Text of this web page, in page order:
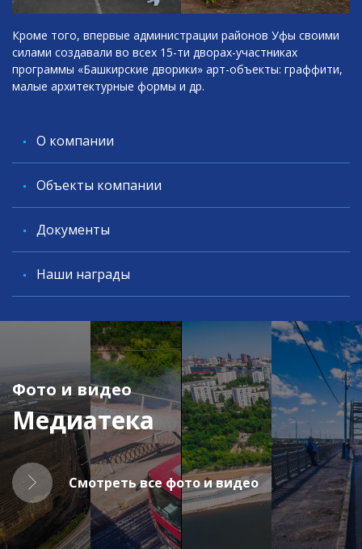
Кроме того, впервые администрации районов Уфы своими
силами создавали во всех 15-ти дворах-участниках
программы «Башкирские дворики» арт-объекты: граффити,
малые архитектурные формы и др.
O компании
Объекты компании
Документы
Наши награды
Фото и видео
Медиатека
Смотреть все фото и видео